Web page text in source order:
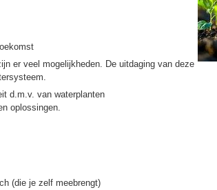
er veel mogelijkheden. De uitdaging van deze
d.m.v. van waterplanten
oplossingen.
(die je zelf meebrengt)